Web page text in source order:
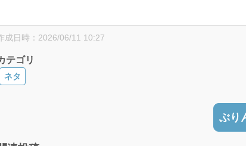
成日時：2026/06/11 10:27
テゴリ
ネタ
ぶり